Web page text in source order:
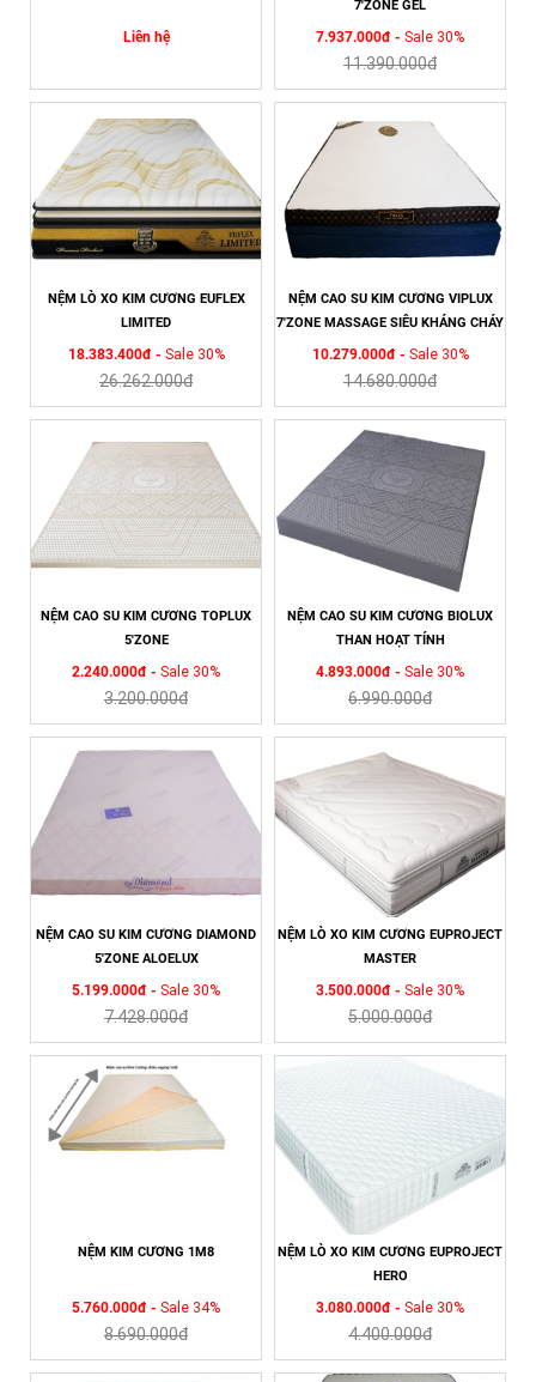
Liên hệ
7'ZONE GEL
7.937.000đ - Sale 30%
11.390.000đ
NỆM LÒ XO KIM CƯƠNG EUFLEX
LIMITED
18.383.400đ - Sale 30%
26.262.000đ
NỆM CAO SU KIM CƯƠNG VIPLUX
7'ZONE MASSAGE SIÊU KHÁNG CHÁY
10.279.000đ - Sale 30%
14.680.000đ
NỆM CAO SU KIM CƯƠNG TOPLUX
5'ZONE
2.240.000đ - Sale 30%
3.200.000đ
NỆM CAO SU KIM CƯƠNG BIOLUX
THAN HOẠT TÍNH
4.893.000đ - Sale 30%
6.990.000đ
NỆM CAO SU KIM CƯƠNG DIAMOND
5'ZONE ALOELUX
5.199.000đ - Sale 30%
7.428.000đ
NỆM LÒ XO KIM CƯƠNG EUPROJECT
MASTER
3.500.000đ - Sale 30%
5.000.000đ
NỆM KIM CƯƠNG 1M8
5.760.000đ - Sale 34%
8.690.000đ
NỆM LÒ XO KIM CƯƠNG EUPROJECT
HERO
3.080.000đ - Sale 30%
4.400.000đ